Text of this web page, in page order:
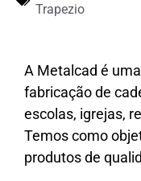
Trapezio
A Metalcad é
fabricação de
escolas, igrejas,
Temos como
produtos de